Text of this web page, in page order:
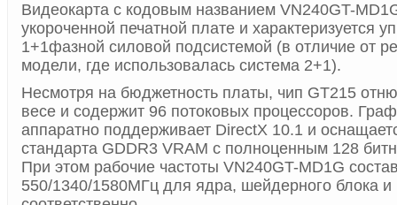
Видеокарта с кодовым названием VN240GT-
укороченной печатной плате и характеризуется
1+1фазной силовой подсистемой (в отличие от
модели, где использовалась система 2+1).
Несмотря на бюджетность платы, чип GT215
весе и содержит 96 потоковых процессоров.
аппаратно поддерживает DirectX 10.1 и
стандарта GDDR3 VRAM с полноценным 128
При этом рабочие частоты VN240GT-MD1G
550/1340/1580МГц для ядра, шейдерного блока и